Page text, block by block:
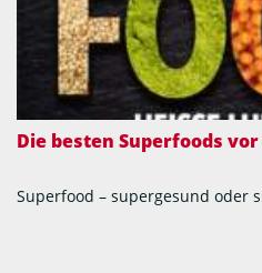
Die besten Superfoods
Superfood – supergesund oder